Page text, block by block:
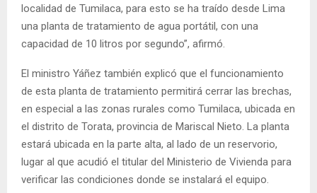
localidad de Tumilaca, para esto se ha traído desde Lima
una planta de tratamiento de agua portátil, con una
capacidad de 10 litros por segundo”, afirmó.
El ministro Yáñez también explicó que el funcionamiento
de esta planta de tratamiento permitirá cerrar las brechas,
en especial a las zonas rurales como Tumilaca, ubicada en
el distrito de Torata, provincia de Mariscal Nieto. La planta
estará ubicada en la parte alta, al lado de un reservorio,
lugar al que acudió el titular del Ministerio de Vivienda para
verificar las condiciones donde se instalará el equipo.